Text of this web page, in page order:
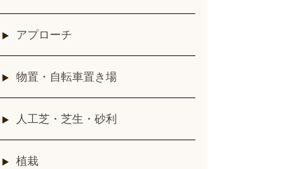
アプローチ
物置・自転車置き場
人工芝・芝生・砂利
植栽